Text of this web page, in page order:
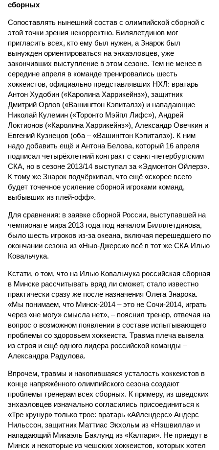
сборных
Сопоставлять нынешний состав с олимпийской сборной с
этой точки зрения некорректно. Билялетдинов мог
пригласить всех, кто ему был нужен, а Знарок был
вынужден ориентироваться на энхаэловцев, уже
закончивших выступление в этом сезоне. Тем не менее в
середине апреля в команде тренировались шесть
хоккеистов, официально представлявших НХЛ: вратарь
Антон Худобин («Каролина Харрикейнз»), защитник
Дмитрий Орлов («Вашингтон Кэпиталз») и нападающие
Николай Кулемин («Торонто Мэйпл Лифс»), Андрей
Локтионов («Каролина Харрикейнз»), Александр Овечкин и
Евгений Кузнецов (оба – «Вашингтон Кэпиталз»). К ним
надо добавить ещё и Антона Белова, который 16 апреля
подписал четырёхлетний контракт с санкт-петербургским
СКА, но в сезоне 2013/14 выступал за «Эдмонтон Ойлерз».
К тому же Знарок подчёркивал, что ещё «скорее всего
будет точечное усиление сборной игроками команд,
выбывших из плей-офф».
Для сравнения: в заявке сборной России, выступавшей на
чемпионате мира 2013 года под началом Билялетдинова,
было шесть игроков из-за океана, включая перешедшего по
окончании сезона из «Нью-Джерси» всё в тот же СКА Илью
Ковальчука.
Кстати, о том, что на Илью Ковальчука российская сборная
в Минске рассчитывать вряд ли сможет, стало известно
практически сразу же после назначения Олега Знарока.
«Мы понимаем, что Минск-2014 – это не Сочи-2014, играть
через «не могу» смысла нет», – пояснил тренер, отвечая на
вопрос о возможном появлении в составе испытывающего
проблемы со здоровьем хоккеиста. Травма плеча вывела
из строя и ещё одного лидера российской команды –
Александра Радулова.
Впрочем, травмы и накопившаяся усталость хоккеистов в
конце напряжённого олимпийского сезона создают
проблемы тренерам всех сборных. К примеру, из шведских
энхаэловцев изначально согласились присоединиться к
«Тре крунур» только трое: вратарь «Айлендерс» Андерс
Нильссон, защитник Маттиас Экхольм из «Нэшвилла» и
нападающий Микаэль Баклунд из «Калгари». Не приедут в
Минск и некоторые из чешских хоккеистов, которых хотел